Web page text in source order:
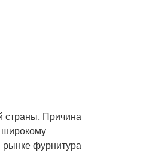
страны. Причина
широкому
рынке фурнитура